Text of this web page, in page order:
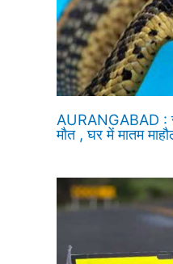
AURANGABAD :
मौत , घर में मातम